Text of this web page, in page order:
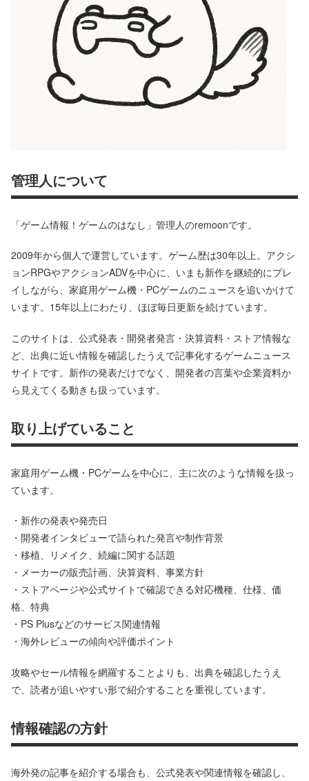
管理人について
「ゲーム情報！ゲームのはなし」管理人のremoonです。
2009年から個人で運営しています。ゲーム歴は30年以上。アクシ
ョンRPGやアクションADVを中心に、いまも新作を継続的にプレ
イしながら、家庭用ゲーム機・PCゲームのニュースを追いかけて
います。15年以上にわたり、ほぼ毎日更新を続けています。
このサイトは、公式発表・開発者発言・決算資料・ストア情報な
ど、出典に近い情報を確認したうえで記事化するゲームニュース
サイトです。新作の発表だけでなく、開発者の言葉や企業資料か
ら見えてくる動きも扱っています。
取り上げていること
家庭用ゲーム機・PCゲームを中心に、主に次のような情報を扱っ
ています。
・新作の発表や発売日
・開発者インタビューで語られた発言や制作背景
・移植、リメイク、続編に関する話題
・メーカーの販売計画、決算資料、事業方針
・ストアページや公式サイトで確認できる対応機種、仕様、価
格、特典
・PS Plusなどのサービス関連情報
・海外レビューの傾向や評価ポイント
攻略やセール情報を網羅することよりも、出典を確認したうえ
で、読者が追いやすい形で紹介することを重視しています。
情報確認の方針
海外発の記事を紹介する場合も、公式発表や関連情報を確認し、